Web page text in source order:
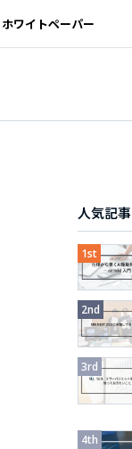
ホワイトペーパー
人気記事